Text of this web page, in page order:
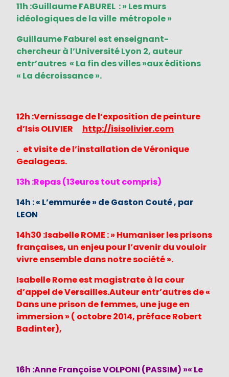
11h :Guillaume FABUREL : » Les murs
idéologiques de la ville métropole »
Guillaume Faburel est enseignant-
chercheur à l’Université Lyon 2, auteur
entr’autres « La fin des villes »aux éditions
« La décroissance ».
12h :Vernissage de l’exposition de peinture
d’Isis OLIVIER http://isisolivier.com
. et visite de l’installation de Véronique
Gealageas.
13h :Repas (13euros tout compris)
14h : « L’emmurée » de Gaston Couté , par
LEON
14h30 :Isabelle ROME : » Humaniser les prisons
françaises, un enjeu pour l’avenir du vouloir
vivre ensemble dans notre société ».
Isabelle Rome est magistrate à la cour
d’appel de Versailles.Auteur entr’autres de «
Dans une prison de femmes, une juge en
immersion » ( octobre 2014, préface Robert
Badinter),
16h :Anne Françoise VOLPONI (PASSIM) »« Le